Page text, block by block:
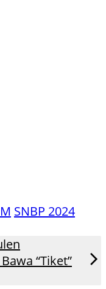
SNBP 2024
“Tiket”